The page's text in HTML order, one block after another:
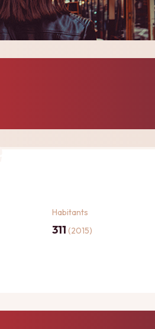
Habitants
311 (2015)